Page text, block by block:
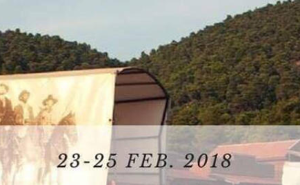
Ένα μεγάλο και όμορφο γυμναστήριο κοντά στη θάλασσα
ΚΟΡΥΔΑΛΛOΣ
Το pilates έχει τον δικό του καταπληκτικό χώρο στον
Κορυδαλλό
ΠΕΥΚΗ
Η εξέλιξη της ευεξίας στην Πεύκη
ΠΕΡΙΣΤΈΡΙ NEOΣ ΧΩΡΟΣ
Προορισμός Pilates στην Καρδιά της Πόλης